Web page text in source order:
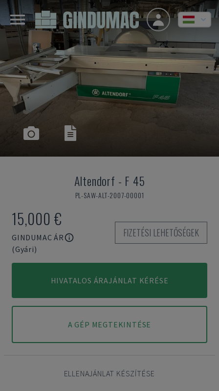
Altendorf - F 45
PL-SAW-ALT-2007-00001
15,000 €
GINDUMAC ÁR
(Gyári)
FIZETÉSI LEHETŐSÉGEK
HIVATALOS ÁRAJÁNLAT KÉRÉSE
A GÉP MEGTEKINTÉSE
ELLENAJÁNLAT KÉSZÍTÉSE